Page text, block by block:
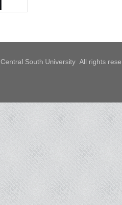
Central South University All rights